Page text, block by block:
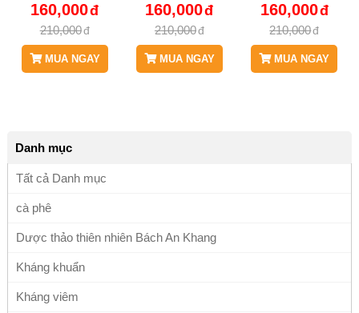
HỖ TRỢ BỆNH
SUY NHƯỢC
THẦN KINH,
KÉM ĂN, MẤT
160,000
210,000
MUA NGAY
KHANG - JD011
HATHUO V2
160,000
210,000
MUA NGAY
KHANG - JD011
HATHUO
160,000
210,000
MUA NGAY
Danh mục
Tất cả Danh mục
cà phê
Dược thảo thiên nhiên Bách An Khang
Kháng khuẩn
Kháng viêm